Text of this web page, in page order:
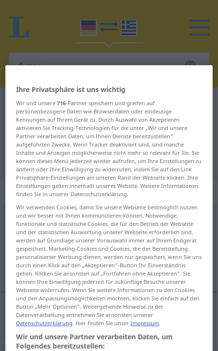
Deutsch-Griechisch Wörterbuch duzen
Deutsch-Griechisch Übersetzung
für "duzen"
"duzen" Griechisch Übersetzung
„duzen“: transitives Verb
duzenv/t
Übersicht aller Übersetzungen
(Für mehr Details die Übersetzung anklicken/antippen)
μιλώ στον ενικό σε
μιλώστον ενικό σε duzen
Ihre Privatsphäre ist uns wichtig
Wir und unsere716-Partner speichern und greifen auf
personenbezogene Daten wie Browserdaten oder eindeutige
Kennungen auf Ihrem Gerät zu. Durch Auswahl von Akzeptieren
aktivieren Sie Tracking-Technologien für die unter „Wir und unsere
Partner verarbeiten Daten, um Ihnen Dienste bereitzustellen“
aufgeführten Zwecke. Wenn Tracker deaktiviert sind, sind manche
Inhalte und Anzeigen möglicherweise nicht mehr so relevant für Sie. Sie
können dieses Menü jederzeit wieder aufrufen, um Ihre Einstellungen zu
ändern oder Ihre Einwilligung zu widerrufen, indem Sie auf den Link
Privatsphäre-Einstellungen am unteren Rand der Webseite klicken. Ihre
Einstellungen gelten innerhalb unseres Website. Weitere Informationen
finden Sie in unserer Datenschutzerklärung.
Wir verwenden Cookies, damit Sie unsere Webseite bestmöglich nutzen
und wir besser mit Ihnen kommunizieren können. Notwendige,
funktionale und statistische Cookies, die für den Betrieb der Webseite
und der statistischen Auswertung unserer Webseite erforderlich sind,
werden auf Grundlage unserer Vorauswahl immer auf Ihrem Endgerät
gespeichert. Marketing-Cookies und Cookies, die der Bereitstellung
personalisierter Werbung dienen, werden nur gespeichert, wenn Sie uns
durch einen Klick auf den „Akzeptieren“-Button Ihr Einverständnis
geben. Klicken Sie ansonsten auf „Fortfahren ohne Akzeptieren“. Sie
können Ihre Einwilligung jederzeit für zukünftige Besuche unserer
Webseite widerrufen. Wenn Sie weitere Informationen zu den Cookies
und den Anpassungsmöglichkeiten möchten, klicken Sie einfach auf den
Button „Mehr Optionen“. Weitergehende Hinweise zu der
Datenverarbeitung entnehmen Sie ansonsten unserer
Datenschutzerklärung. Hier finden Sie unserImpressum.
Wir und unsere Partner verarbeiten Daten, um
Folgendes bereitzustellen: